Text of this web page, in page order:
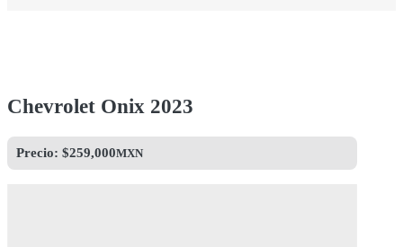
Chevrolet Onix 2023
Precio: $259,000MXN